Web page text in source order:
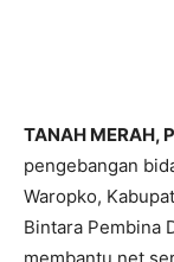
TANAH MERAH,
pengebangan
Waropko,
Bintara Pembina
membantu net